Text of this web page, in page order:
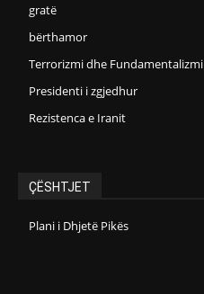
gratë
bërthamor
Terrorizmi dhe Fundamentalizmi
Presidenti i zgjedhur
Rezistenca e Iranit
ÇËSHTJET
Plani i Dhjetë Pikës